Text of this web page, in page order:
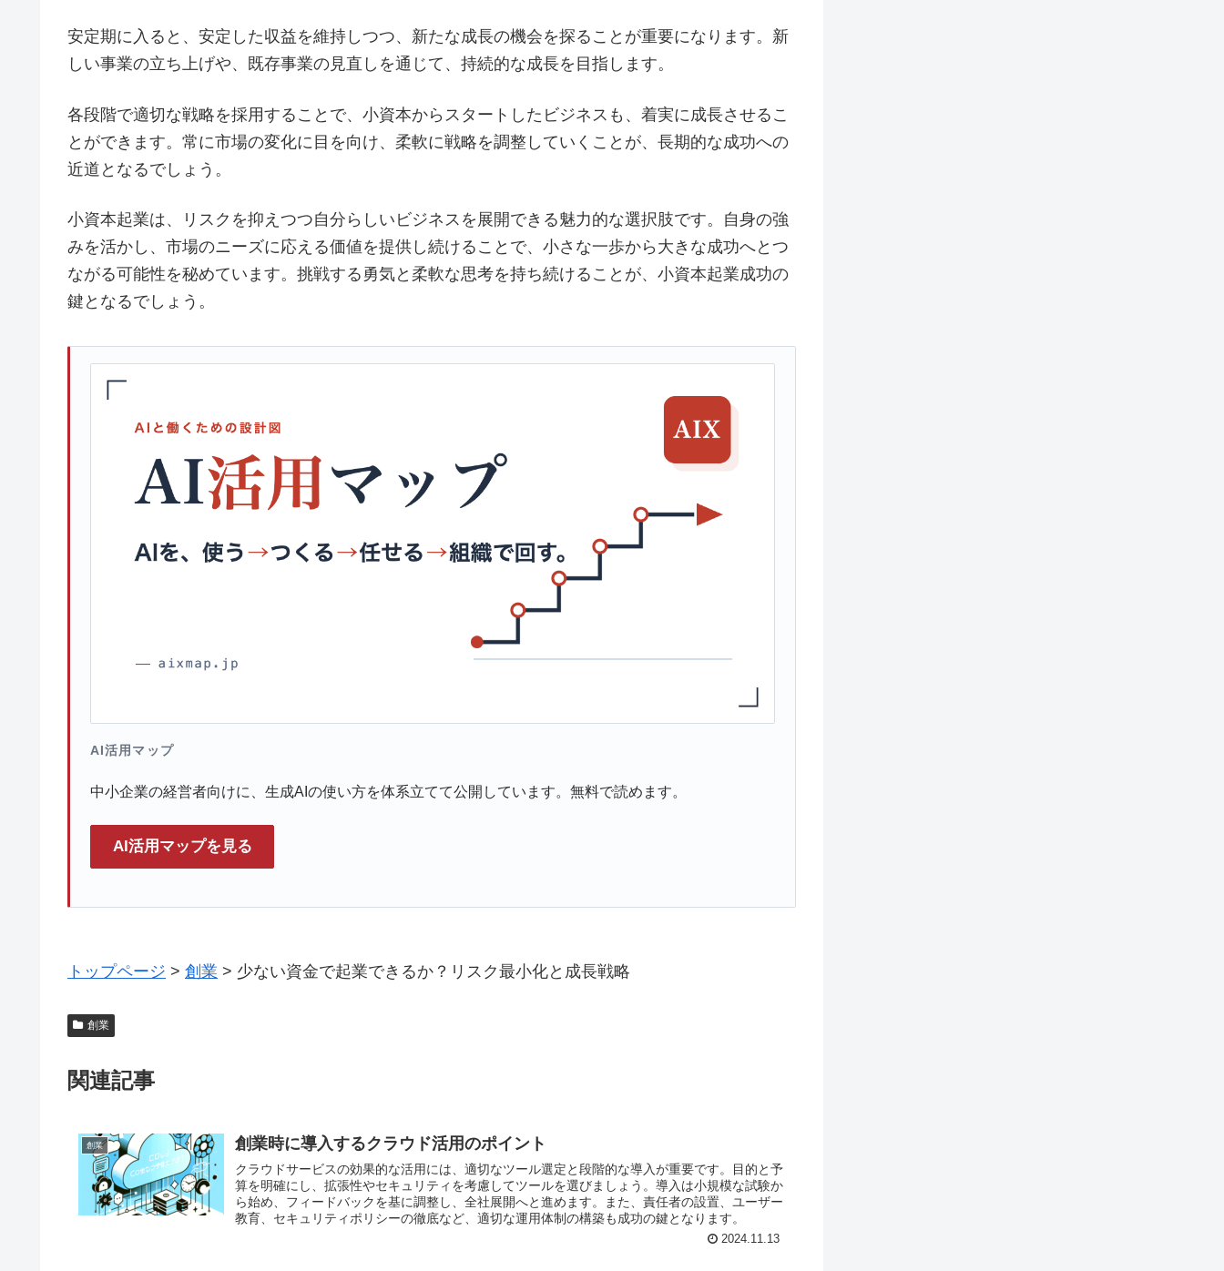
安定期に入ると、安定した収益を維持しつつ、新たな成長の機会を探ることが重要になります。新
しい事業の立ち上げや、既存事業の見直しを通じて、持続的な成長を目指します。
各段階で適切な戦略を採用することで、小資本からスタートしたビジネスも、着実に成長させるこ
とができます。常に市場の変化に目を向け、柔軟に戦略を調整していくことが、長期的な成功への
近道となるでしょう。
小資本起業は、リスクを抑えつつ自分らしいビジネスを展開できる魅力的な選択肢です。自身の強
みを活かし、市場のニーズに応える価値を提供し続けることで、小さな一歩から大きな成功へとつ
ながる可能性を秘めています。挑戦する勇気と柔軟な思考を持ち続けることが、小資本起業成功の
鍵となるでしょう。
AI活用マップ
中小企業の経営者向けに、生成AIの使い方を体系立てて公開しています。無料で読めます。
AI活用マップを見る
トップページ > 創業 > 少ない資金で起業できるか？リスク最小化と成長戦略
創業
関連記事
創業 創業時に導入するクラウド活用のポイント
クラウドサービスの効果的な活用には、適切なツール選定と段階的な導入が重要です。目的と予
算を明確にし、拡張性やセキュリティを考慮してツールを選びましょう。導入は小規模な試験か
ら始め、フィードバックを基に調整し、全社展開へと進めます。また、責任者の設置、ユーザー
教育、セキュリティポリシーの徹底など、適切な運用体制の構築も成功の鍵となります。
2024.11.13